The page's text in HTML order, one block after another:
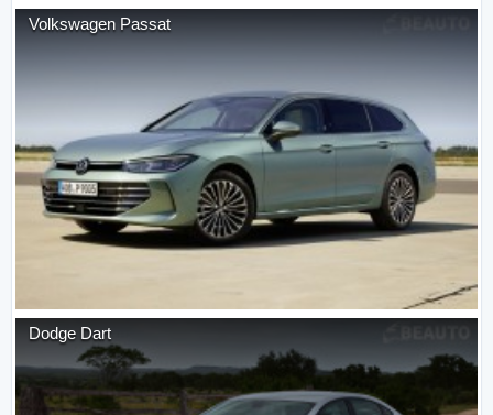
Volkswagen Passat
Dodge Dart